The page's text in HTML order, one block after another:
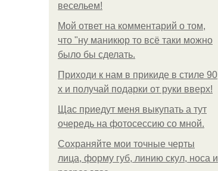
весельем!
Мой ответ на комментарий о том,
что "ну маникюр то всё таки можно
было бы сделать.
Приходи к нам в прикиде в стиле 90
х и получай подарки от руки вверх!
Щас приедут меня выкупать а тут
очередь на фотосессию со мной.
Сохраняйте мои точные черты
лица, форму губ, линию скул, носа и